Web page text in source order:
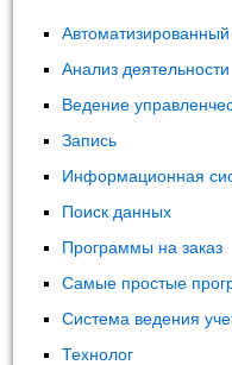
Автоматизированный
Анализ деятельности
Ведение
Запись
Информационная
Поиск данных
Программы на заказ
Самые простые
Система ведения
Технолог